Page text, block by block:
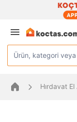
Ürün, kategori
Hırdavat